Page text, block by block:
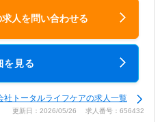
求人を問い合わせる
を見る
社トータルライフケアの求人一覧
更新日：2026/05/26 求人番号：656432